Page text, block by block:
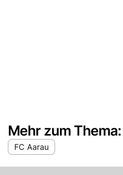
Mehr zum Thema:
FC Aarau